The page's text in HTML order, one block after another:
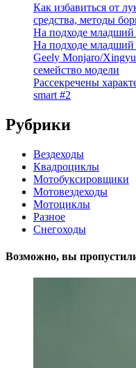
Как избавиться от
средства, методы
На подходе младший
На подходе младший
Geely Monjaro/
семейство модели
Рассекречены
smart #2
Рубрики
Вездеходы
Квадроциклы
Мотобуксировщики
Мотовездеходы
Мотоциклы
Разное
Снегоходы
Возможно, вы